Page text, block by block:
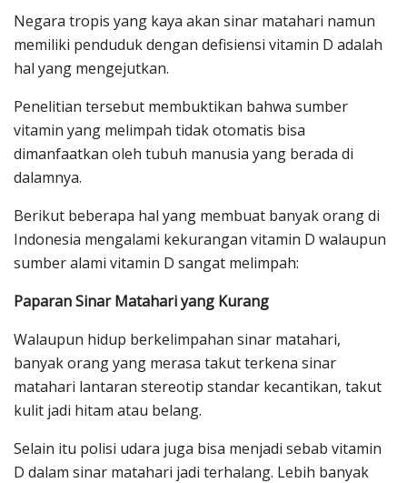
Negara tropis yang kaya akan sinar matahari namun
memiliki penduduk dengan defisiensi vitamin D adalah
hal yang mengejutkan.
Penelitian tersebut membuktikan bahwa sumber
vitamin yang melimpah tidak otomatis bisa
dimanfaatkan oleh tubuh manusia yang berada di
dalamnya.
Berikut beberapa hal yang membuat banyak orang di
Indonesia mengalami kekurangan vitamin D walaupun
sumber alami vitamin D sangat melimpah:
Paparan Sinar Matahari yang Kurang
Walaupun hidup berkelimpahan sinar matahari,
banyak orang yang merasa takut terkena sinar
matahari lantaran stereotip standar kecantikan, takut
kulit jadi hitam atau belang.
Selain itu polisi udara juga bisa menjadi sebab vitamin
D dalam sinar matahari jadi terhalang. Lebih banyak